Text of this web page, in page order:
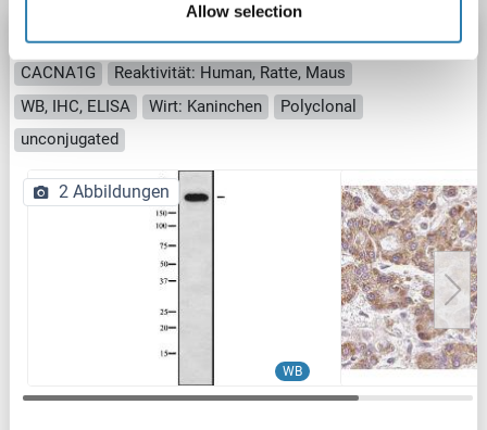
Allow selection
CACNA1G Antikörper (N-Term)
CACNA1G
Reaktivität: Human, Ratte, Maus
WB, IHC, ELISA
Wirt: Kaninchen
Polyclonal
unconjugated
WB
2 Abbildungen